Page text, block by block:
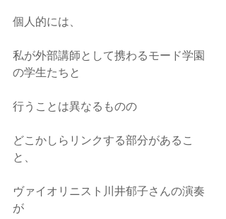
個人的には、
私が外部講師として携わるモード学園
の学生たちと
行うことは異なるものの
どこかしらリンクする部分があるこ
と、
ヴァイオリニスト川井郁子さんの演奏
が